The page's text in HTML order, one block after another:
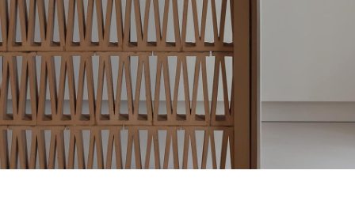
ОТДЕЛКИ
СИСТЕМЫ
КОМПАНИЯ
УСЛУГИ
ВСЕ ПРОЕКТЫ
КОНТАКТЫ